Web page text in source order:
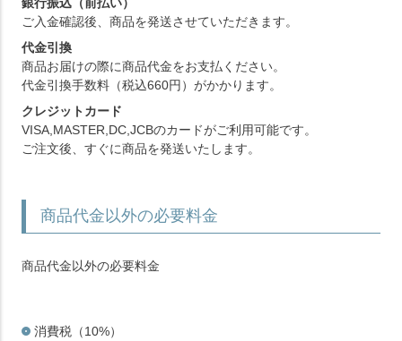
銀行振込（前払い）
ご入金確認後、商品を発送させていただきます。
代金引換
商品お届けの際に商品代金をお支払ください。
代金引換手数料（税込660円）がかかります。
クレジットカード
VISA,MASTER,DC,JCBのカードがご利用可能です。
ご注文後、すぐに商品を発送いたします。
商品代金以外の必要料金
商品代金以外の必要料金
消費税（10%）